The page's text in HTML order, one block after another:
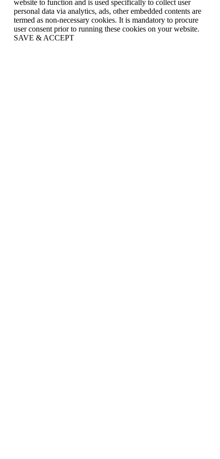
website to function and is used specifically to collect user
personal data via analytics, ads, other embedded contents are
termed as non-necessary cookies. It is mandatory to procure
user consent prior to running these cookies on your website.
SAVE & ACCEPT